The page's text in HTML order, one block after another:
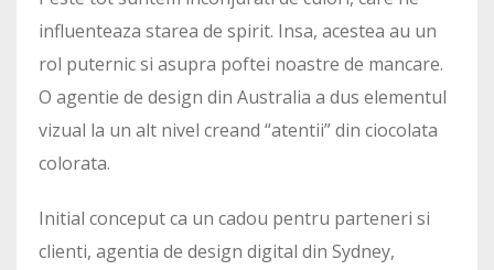
influenteaza starea de spirit. Insa, acestea au un
rol puternic si asupra poftei noastre de mancare.
O agentie de design din Australia a dus elementul
vizual la un alt nivel creand “atentii” din ciocolata
colorata.
Initial conceput ca un cadou pentru parteneri si
clienti, agentia de design digital din Sydney,